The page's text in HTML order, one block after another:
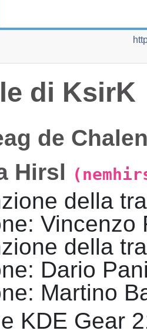
di KsirK
de
Hirsl
della
: Vincenzo
della
: Dario
: Martino
KDE Gear